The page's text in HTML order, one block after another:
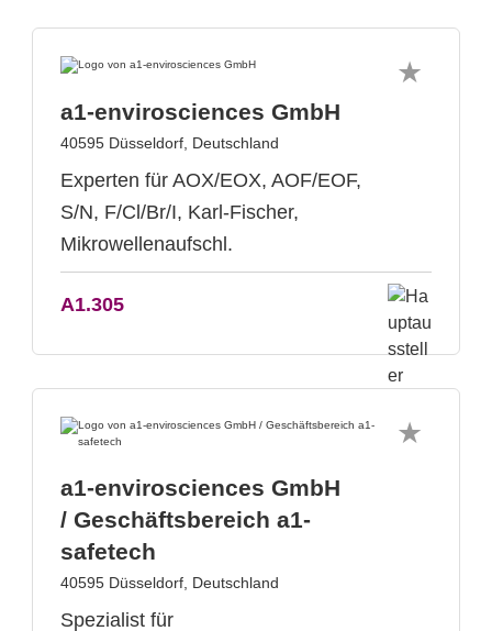
a1-envirosciences GmbH
40595 Düsseldorf, Deutschland
Experten für AOX/EOX, AOF/EOF,
S/N, F/Cl/Br/I, Karl-Fischer,
Mikrowellenaufschl.
A1.305
a1-envirosciences GmbH
/ Geschäftsbereich a1-
safetech
40595 Düsseldorf, Deutschland
Spezialist für